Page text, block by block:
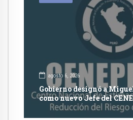
agosto 6, 2026
Gobierno designó a
como nuevo Jefe del